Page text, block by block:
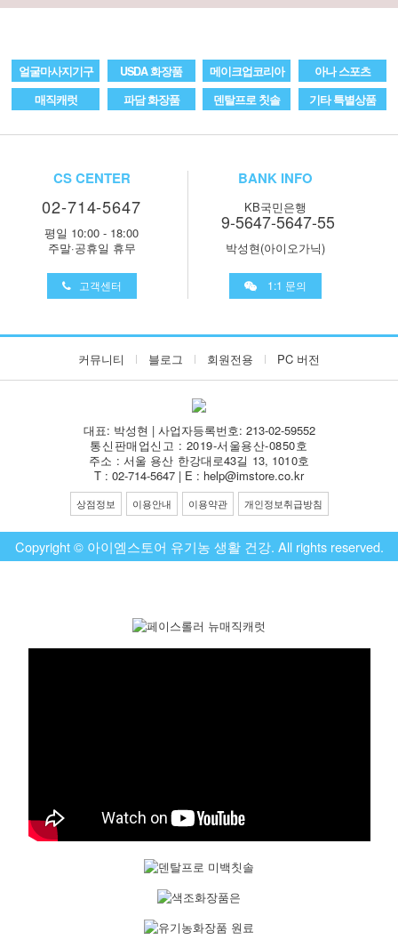
얼굴마사지기구 USDA 화장품 메이크업코리아
아나 스포츠
매직캐럿
파담 화장품 덴탈프로 칫솔 기타 특별상품
CS CENTER
02-714-5647
평일 10:00 - 18:00
주말·공휴일 휴무
고객센터
BANK INFO
KB국민은행
9-5647-5647-55
박성현(아이오가닉)
1:1 문의
커뮤니티 블로그 회원전용 PC 버전
대표: 박성현 | 사업자등록번호: 213-02-59552
통신판매업신고 : 2019-서울용산-0850호
주소 : 서울 용산 한강대로43길 13, 1010호
T : 02-714-5647 | E : help@imstore.co.kr
상점정보 이용안내 이용약관 개인정보취급방침
Copyright © 아이엠스토어 유기농 생활 건강. All rights reserved.